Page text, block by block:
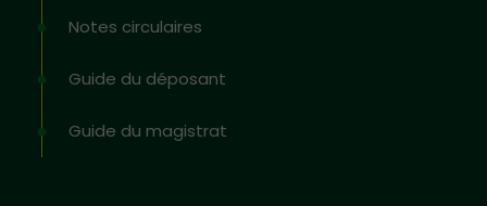
Notes circulaires
Guide du déposant
Guide du magistrat